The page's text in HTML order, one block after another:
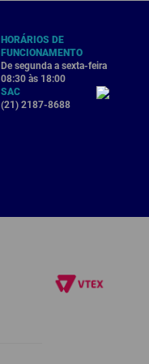
HORÁRIOS DE
FUNCIONAMENTO
De segunda a sexta-feira
08:30 às 18:00
SAC
(21) 2187-8688